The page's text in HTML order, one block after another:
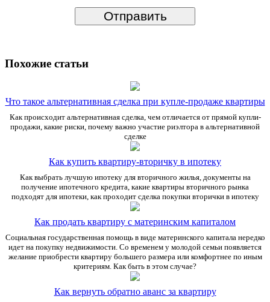
Похожие статьи
Что такое альтернативная сделка при купле-продаже квартиры
Как происходит альтернативная сделка, чем отличается от прямой купли-
продажи, какие риски, почему важно участие риэлтора в альтернативной
сделке
Как купить квартиру-вторичку в ипотеку
Как выбрать лучшую ипотеку для вторичного жилья, документы на
получение ипотечного кредита, какие квартиры вторичного рынка
подходят для ипотеки, как проходит сделка покупки вторички в ипотеку
Как продать квартиру с материнским капиталом
Социальная государственная помощь в виде материнского капитала нередко
идет на покупку недвижимости. Со временем у молодой семьи появляется
желание приобрести квартиру большего размера или комфортнее по иным
критериям. Как быть в этом случае?
Как вернуть обратно аванс за квартиру